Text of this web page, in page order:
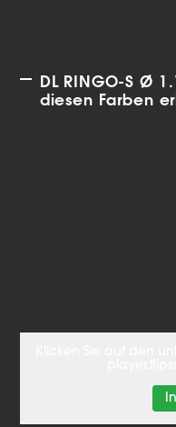
DL RINGO-S Ø
diesen Farben